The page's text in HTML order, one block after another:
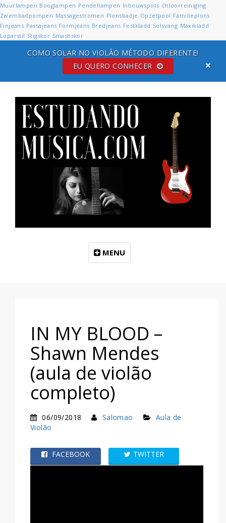
Muurlampen Booglampen Pendellampen Inbouwspots Chloorreiniging
Zwembadpompen Massagestromen Plonsbadje Opzetpool Familieplons
Finjeans Passajeans Formjeans Bredjeans Festkladd Solsvang Maxikladd
Loparstil Stigskor Smashskor
EU QUERO CONHECER
MENU
IN MY BLOOD –
Shawn Mendes
(aula de violão
completo)
06/09/2018 Salomao
Aula de
Violão
FACEBOOK TWITTER